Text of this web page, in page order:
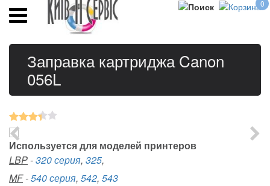
0
Заправка картриджа Canon
056L
Используется для моделей принтеров
LBP -320 серия, 325,
MF-540 серия, 542, 543